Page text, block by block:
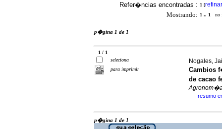
Refer�ncias encontradas : 1 [refinar
Mostrando: 1 .. 1 no
p�gina 1 de 1
1 / 1
seleciona
para imprimir
Nogales,
Cambios
de cacao
· resumo
p�gina 1 de 1